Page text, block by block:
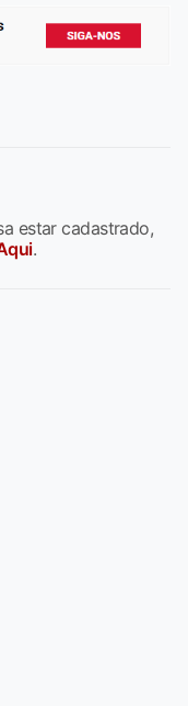
estar cadastrado,
.